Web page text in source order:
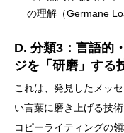
の理解（Germane
D. 分類3：言語的
ジを「研磨」する
これは、発見したメッ
い言葉に磨き上げる技
コピーライティングの